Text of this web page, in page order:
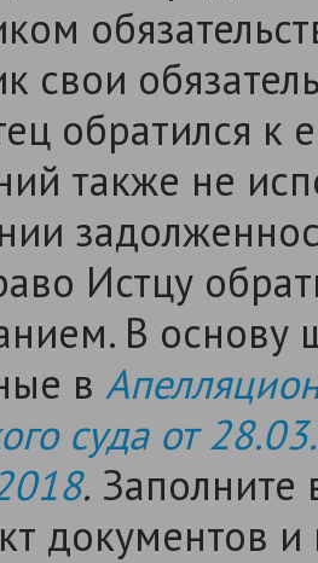
свои
обратился к
также не
Истцу
В
в
суда от
. Заполните
документов и